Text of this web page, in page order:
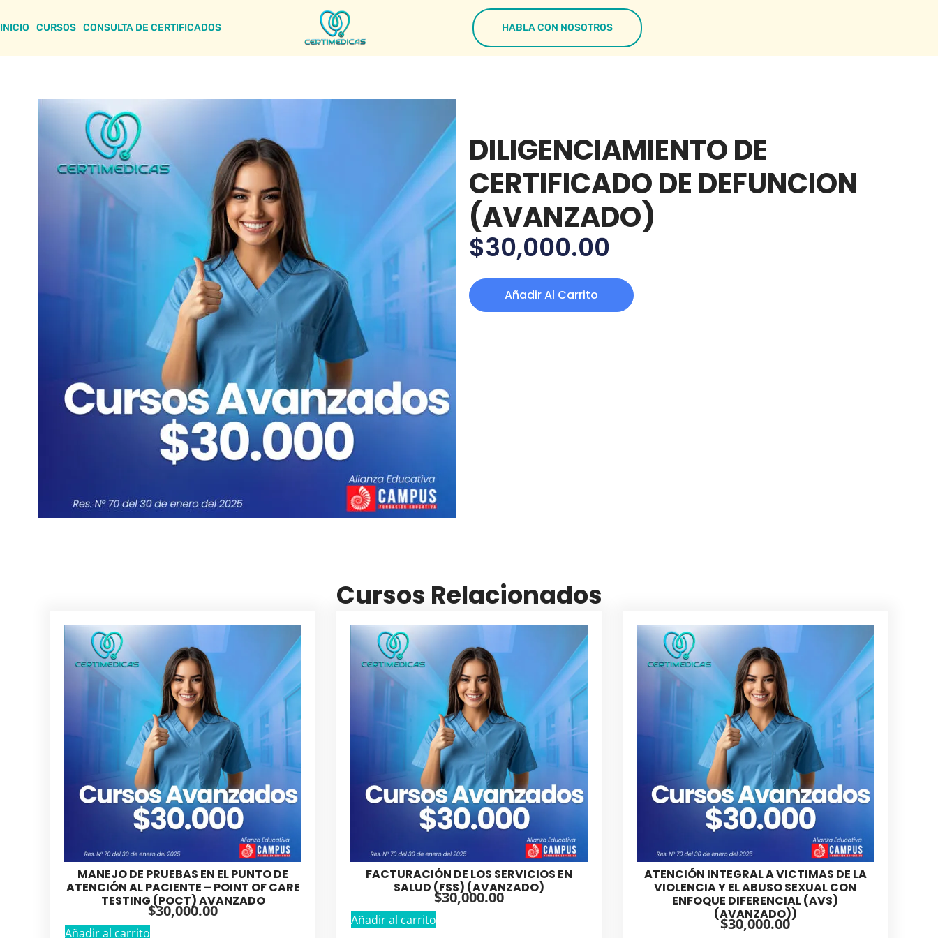
INICIO CURSOS CONSULTA DE CERTIFICADOS HABLA CON NOSOTROS
DILIGENCIAMIENTO DE
CERTIFICADO DE DEFUNCION
(AVANZADO)
$30,000.00
Añadir Al Carrito
Cursos Relacionados
MANEJO DE PRUEBAS EN EL PUNTO DE
ATENCIÓN AL PACIENTE – POINT OF CARE
TESTING (POCT) AVANZADO
$30,000.00
Añadir al carrito
FACTURACIÓN DE LOS SERVICIOS EN
SALUD (FSS) (AVANZADO)
$30,000.00
Añadir al carrito
ATENCIÓN INTEGRAL A VICTIMAS DE LA
VIOLENCIA Y EL ABUSO SEXUAL CON
ENFOQUE DIFERENCIAL (AVS)
(AVANZADO))
$30,000.00